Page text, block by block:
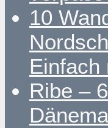
10
Einfach
Ribe –